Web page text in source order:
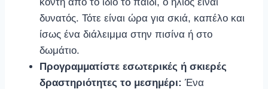
δυνατός. Τότε είναι ώρα για σκιά, καπέλο και
ίσως ένα διάλειμμα στην πισίνα ή στο
δωμάτιο.
Προγραμματίστε εσωτερικές ή σκιερές
δραστηριότητες το μεσημέρι: Ένα